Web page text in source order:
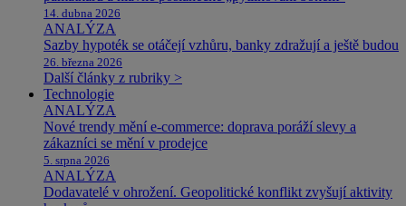
14. dubna 2026
ANALÝZA
Sazby hypoték se otáčejí vzhůru, banky zdražují a ještě budou
26. března 2026
Další články z rubriky >
Technologie
ANALÝZA
Nové trendy mění e-commerce: doprava poráží slevy a
zákazníci se mění v prodejce
5. srpna 2026
ANALÝZA
Dodavatelé v ohrožení. Geopolitické konflikt zvyšují aktivity